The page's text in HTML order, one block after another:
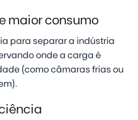
maior consumo
para separar a indústria
onde a carga é
(como câmaras frias ou